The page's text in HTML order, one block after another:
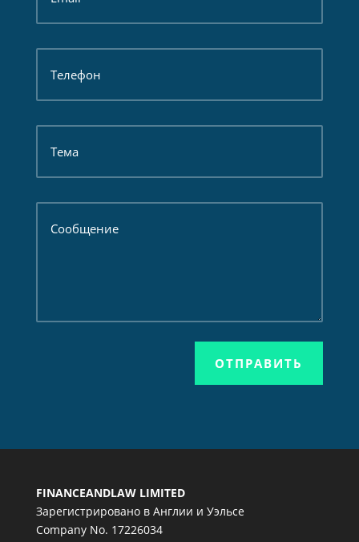
ОТПРАВИТЬ
FINANCEANDLAW LIMITED
Зарегистрировано в Англии и Уэльсе
Company No. 17226034